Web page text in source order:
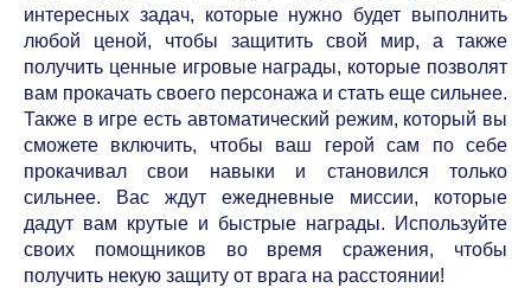
интересных задач, которые нужно будет выполнить
любой ценой, чтобы защитить свой мир, а также
получить ценные игровые награды, которые позволят
вам прокачать своего персонажа и стать еще сильнее.
Также в игре есть автоматический режим, который вы
сможете включить, чтобы ваш герой сам по себе
прокачивал свои навыки и становился только
сильнее. Вас ждут ежедневные миссии, которые
дадут вам крутые и быстрые награды. Используйте
своих помощников во время сражения, чтобы
получить некую защиту от врага на расстоянии!